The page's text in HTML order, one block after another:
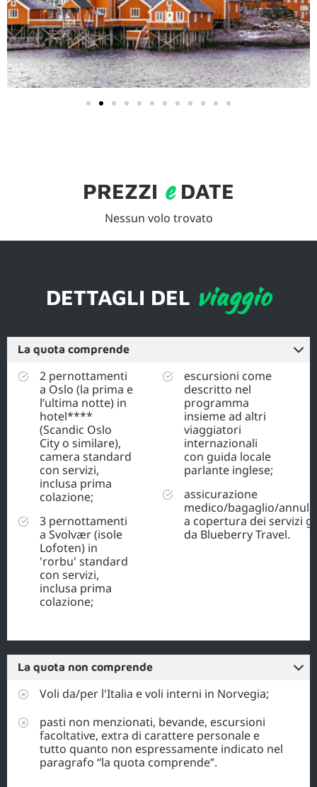
PREZZI eDATE
Nessun volo trovato
DETTAGLI DEL viaggio
La quota comprende
2 pernottamenti
a Oslo (la prima e
l’ultima notte) in
hotel****
(Scandic Oslo
City o similare),
camera standard
con servizi,
inclusa prima
colazione;
3 pernottamenti
a Svolvær (isole
Lofoten) in
'rorbu' standard
con servizi,
inclusa prima
colazione;
escursioni come
descritto nel
programma
insieme ad altri
viaggiatori
internazionali
con guida locale
parlante inglese;
assicurazione
medico/bagaglio/
a copertura dei servizi
da Blueberry Travel.
La quota non comprende
Voli da/per l'Italia e voli interni in Norvegia;
pasti non menzionati, bevande, escursioni
facoltative, extra di carattere personale e
tutto quanto non espressamente indicato nel
paragrafo “la quota comprende”.